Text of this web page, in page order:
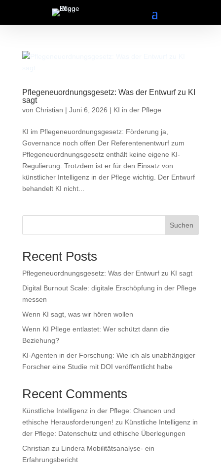
Pflegeneuordnungsgesetz: Was der Entwurf zu KI
sagt
von Christian | Juni 6, 2026 | KI in der Pflege
KI im Pflegeneuordnungsgesetz: Förderung ja,
Governance noch offen Der Referentenentwurf zum
Pflegeneuordnungsgesetz enthält keine eigene KI-
Regulierung. Trotzdem ist er für den Einsatz von
künstlicher Intelligenz in der Pflege wichtig. Der Entwurf
behandelt KI nicht...
Suchen
Recent Posts
Pflegeneuordnungsgesetz: Was der Entwurf zu KI sagt
Digital Burnout Scale: digitale Erschöpfung in der Pflege
messen
Wenn KI sagt, was wir hören wollen
Wenn KI Pflege entlastet: Wer schützt dann die
Beziehung?
KI-Agenten in der Forschung: Wie ich als unabhängiger
Forscher eine Studie mit DOI veröffentlicht habe
Recent Comments
Künstliche Intelligenz in der Pflege: Chancen und
ethische Herausforderungen! zu Künstliche Intelligenz in
der Pflege: Datenschutz und ethische Überlegungen
Christian zu Lindera Mobilitätsanalyse- ein
Erfahrungsbericht